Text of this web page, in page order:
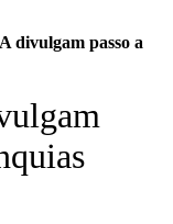
divulgam passo a